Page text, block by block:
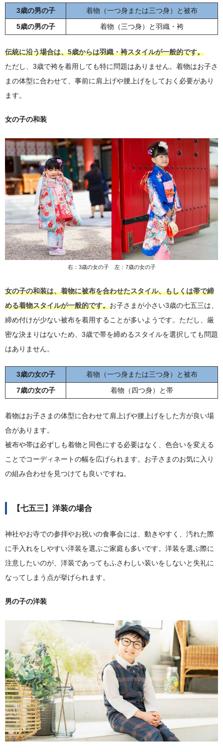
3歳の男の子
着物（一つ身または三つ身）と被布
5歳の男の子
着物（三つ身）と羽織・袴
伝統に沿う場合は、5歳からは羽織・袴スタイルが一般的です。
ただし、3歳で袴を着用しても特に問題はありません。着物はお子さ
まの体型に合わせて、事前に肩上げや腰上げをしておく必要があり
ます。
女の子の和装
右：3歳の女の子 左：7歳の女の子
女の子の和装は、着物に被布を合わせたスタイル、もしくは帯で締
める着物スタイルが一般的です。お子さまが小さい3歳の七五三は、
締め付けが少ない被布を着用することが多いようです。ただし、厳
密な決まりはないため、3歳で帯を締めるスタイルを選択しても問題
はありません。
3歳の女の子
着物（一つ身または三つ身）と被布
7歳の女の子
着物（四つ身）と帯
着物はお子さまの体型に合わせて肩上げや腰上げをした方が良い場
合があります。
被布や帯は必ずしも着物と同色にする必要はなく、色合いを変える
ことでコーディネートの幅を広げられます。お子さまのお気に入り
の組み合わせを見つけても良いですね。
【七五三】洋装の場合
神社やお寺での参拝やお祝いの食事会には、動きやすく、汚れた際
に手入れをしやすい洋装を選ぶご家庭も多いです。洋装を選ぶ際に
注意したいのが、洋装であってもふさわしい装いをしないと失礼に
なってしまう点が挙げられます。
男の子の洋装